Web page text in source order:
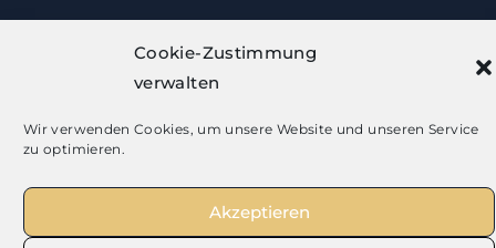
Cookie-Zustimmung
verwalten
Wir verwenden Cookies, um unsere Website und unseren Service
zu optimieren.
Akzeptieren